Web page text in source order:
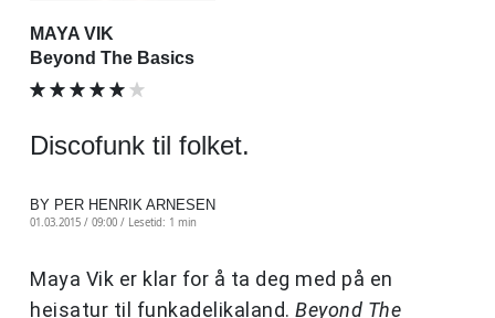
MAYA VIK
Beyond The Basics
Discofunk til folket.
BY PER HENRIK ARNESEN
01.03.2015 / 09:00 / Lesetid: 1 min
Maya Vik er klar for å ta deg med på en
heisatur til funkadelikaland. Beyond The